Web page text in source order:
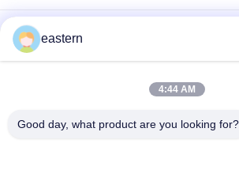
경구용 시알리스 타달라필 100mg 라벨
SS-31 강한 접착제 라벨 펩타이드 플라스크
바이오멕스 실험실 기록저장소 동화작용 주
eastern
4:44 AM
Good day, what product are you looking for?